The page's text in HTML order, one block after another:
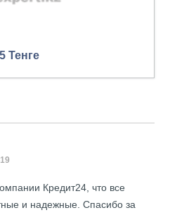
Тенге
Кредит24, что все
и надежные. Спасибо за